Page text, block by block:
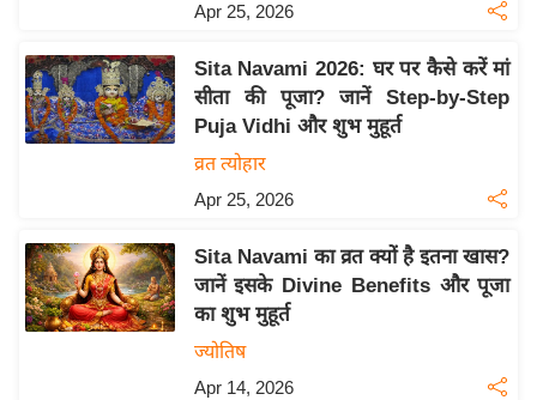
L
2
0
क्रा
इ
म
ई
Apr 25, 2026
Sita Navami 2026: घर पर कैसे करें मां
सीता की पूजा? जानें Step-by-Step
Puja Vidhi और शुभ मुहूर्त
व्रत त्योहार
Apr 25, 2026
Sita Navami का व्रत क्यों है इतना खास?
जानें इसके Divine Benefits और पूजा
का शुभ मुहूर्त
ज्योतिष
Apr 14, 2026